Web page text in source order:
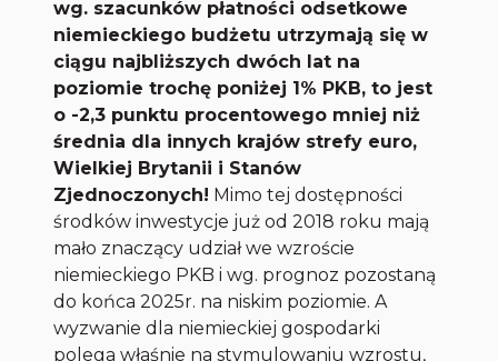
wg. szacunków płatności odsetkowe
niemieckiego budżetu utrzymają się w
ciągu najbliższych dwóch lat na
poziomie trochę poniżej 1% PKB, to jest
o -2,3 punktu procentowego mniej niż
średnia dla innych krajów strefy euro,
Wielkiej Brytanii i Stanów
Zjednoczonych! Mimo tej dostępności
środków inwestycje już od 2018 roku mają
mało znaczący udział we wzroście
niemieckiego PKB i wg. prognoz pozostaną
do końca 2025r. na niskim poziomie. A
wyzwanie dla niemieckiej gospodarki
polega właśnie na stymulowaniu wzrostu,